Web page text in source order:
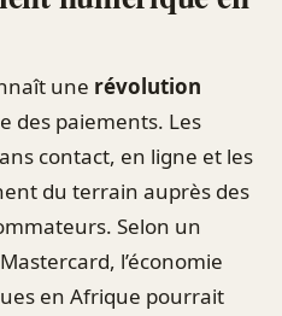
une révolution
des paiements. Les
contact, en ligne et les
du terrain auprès des
Selon un
l’économie
en Afrique pourrait